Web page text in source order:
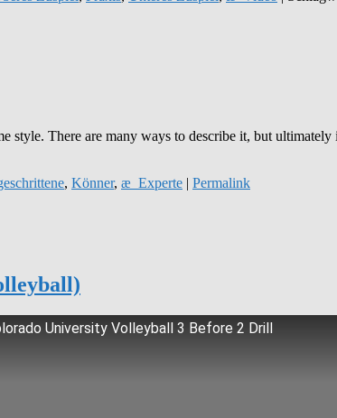
style. There are many ways to describe it, but
, Könner, æ_Experte | Permalink
University Volleyball 3 Before 2 Drill